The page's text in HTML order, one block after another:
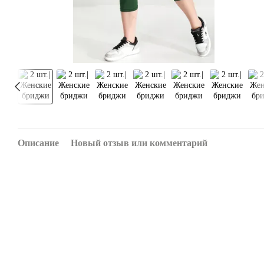
Описание Новый отзыв или комментарий